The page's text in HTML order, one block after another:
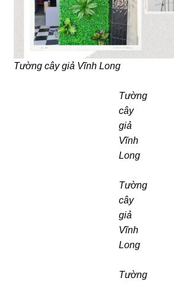
Tường cây giả Vĩnh Long
Tường
cây
giả
Vĩnh
Long
Tường
cây
giả
Vĩnh
Long
Tường